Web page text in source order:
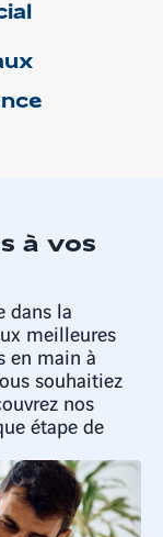
à vos
dans la
meilleures
en main à
souhaitiez
nos
étape de